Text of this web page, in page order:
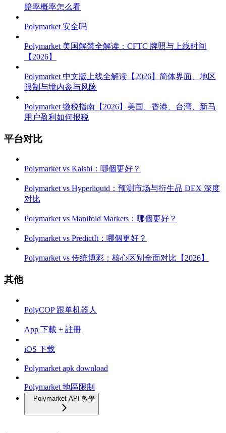
赔率概率怎么看
Polymarket 安全吗
Polymarket 美国解禁全解读：CFTC 牌照与上线时间
【2026】
Polymarket 中文版上线全解读【2026】简体界面、地区
限制与境内参与风险
Polymarket 缴税指南【2026】美国、香港、台湾、新马
用户盈利如何报税
平台对比
Polymarket vs Kalshi：哪個更好？
Polymarket vs Hyperliquid：预测市场与衍生品 DEX 深度
对比
Polymarket vs Manifold Markets：哪個更好？
Polymarket vs PredictIt：哪個更好？
Polymarket vs 传统博彩：核心区别全面对比【2026】
其他
PolyCOP 跟单机器人
App 下載 + 註冊
iOS 下载
Polymarket apk download
Polymarket 地區限制
Polymarket API 教學